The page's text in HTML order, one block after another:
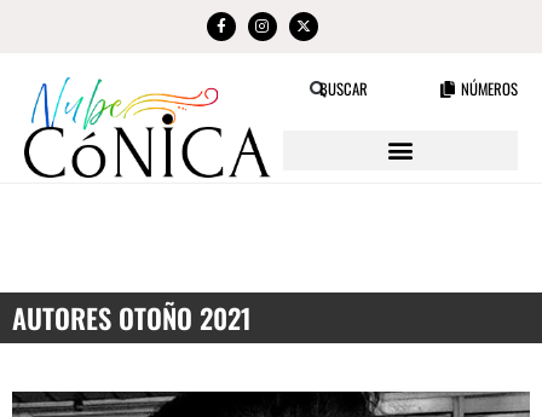
BUSCAR NÚMEROS
AUTORES OTOÑO 2021